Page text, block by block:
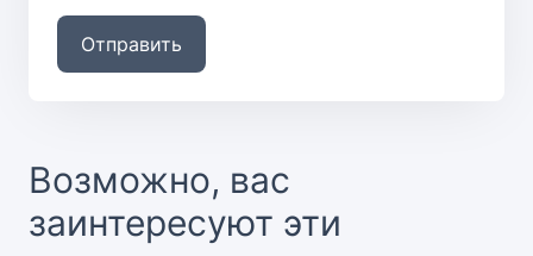
Отправить
Возможно, вас
заинтересуют эти